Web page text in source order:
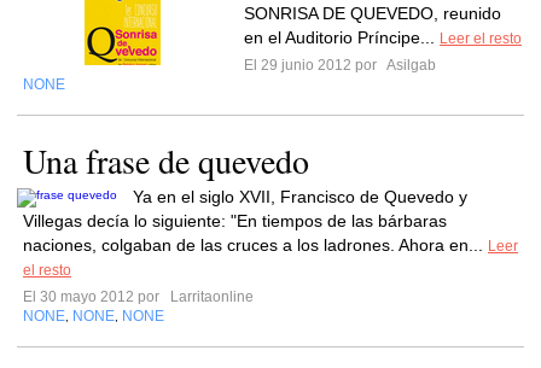
SONRISA DE QUEVEDO, reunido
en el Auditorio Príncipe...
Leer el resto
El 29 junio 2012 por Asilgab
NONE
Una frase de quevedo
Ya en el siglo XVII, Francisco de Quevedo y
Villegas decía lo siguiente: "En tiempos de las bárbaras
naciones, colgaban de las cruces a los ladrones. Ahora en...
Leer
el resto
El 30 mayo 2012 por
Larritaonline
NONE NONE NONE